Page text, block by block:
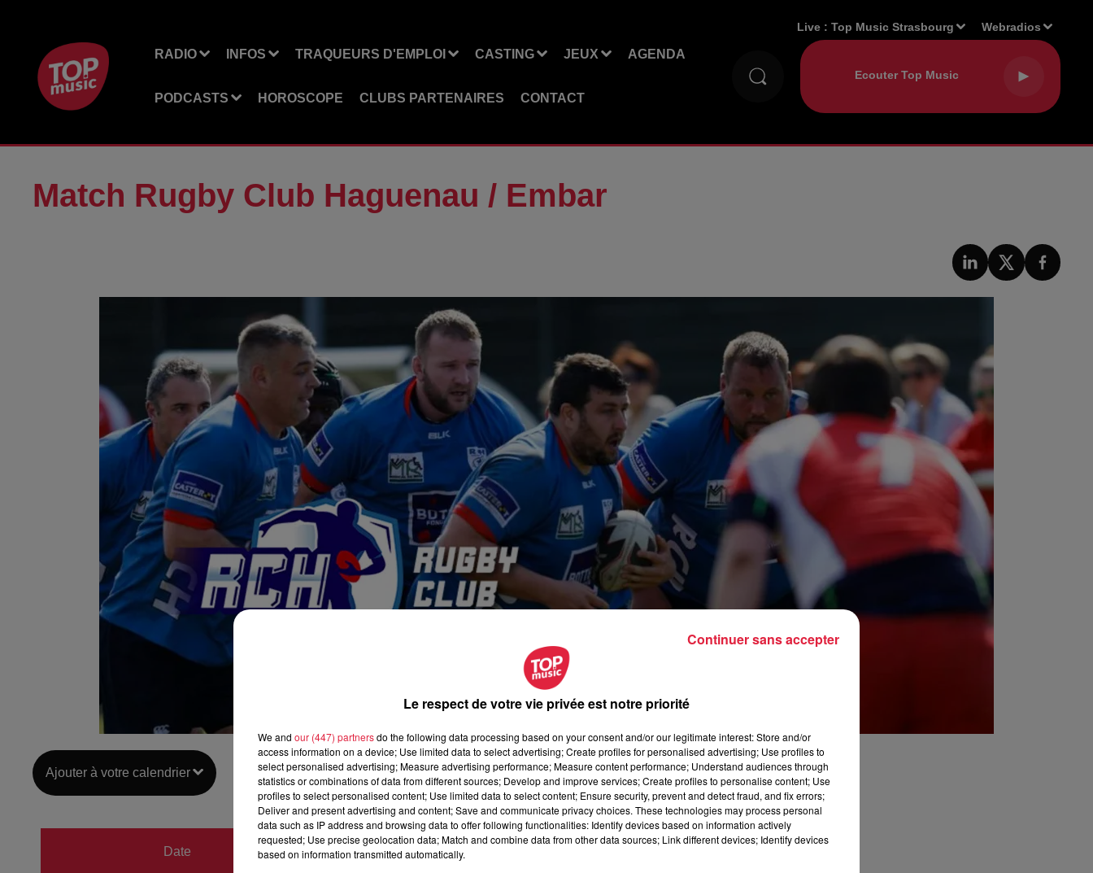
RADIO INFOS TRAQUEURS D'EMPLOI CASTING JEUX AGENDA
PODCASTS HOROSCOPE CLUBS PARTENAIRES CONTACT
Live :Top Music Strasbourg Webradios
Match Rugby Club Haguenau / Embar
Ajouter à votre calendrier
Date
du20 octobre 2019 à 0h00
20 octobre 2019 à 0h00
Le respect de votre vie privée est notre priorité
We and our (447) partnersdo the following data processing based on your consent and/or our legitimate interest: Store and/or
access information on a device; Use limited data to select advertising; Create profiles for personalised advertising; Use profiles to
select personalised advertising; Measure advertising performance; Measure content performance; Understand audiences through
statistics or combinations of data from different sources; Develop and improve services; Create profiles to personalise content; Use
profiles to select personalised content; Use limited data to select content; Ensure security, prevent and detect fraud, and fix errors;
Deliver and present advertising and content; Save and communicate privacy choices. These technologies may process personal
data such as IP address and browsing data to offer following functionalities: Identify devices based on information actively
requested; Use precise geolocation data; Match and combine data from other data sources; Link different devices; Identify devices
based on information transmitted automatically.
Continuer sans accepter